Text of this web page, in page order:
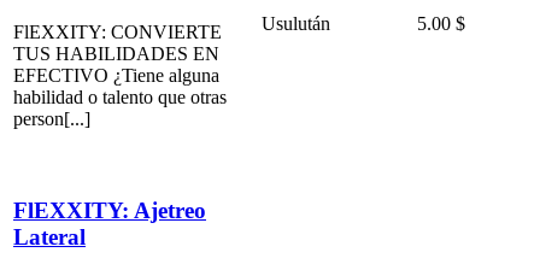
FlEXXITY: CONVIERTE
TUS HABILIDADES EN
EFECTIVO ¿Tiene alguna
habilidad o talento que otras
person[...]
Usulután 5.00 $
FlEXXITY: Ajetreo
Lateral